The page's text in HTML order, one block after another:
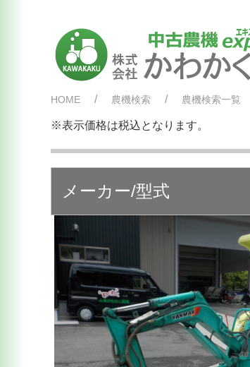
HOME 農機検索 農機検索一覧
※表示価格は税込となります。
メーカー/型式